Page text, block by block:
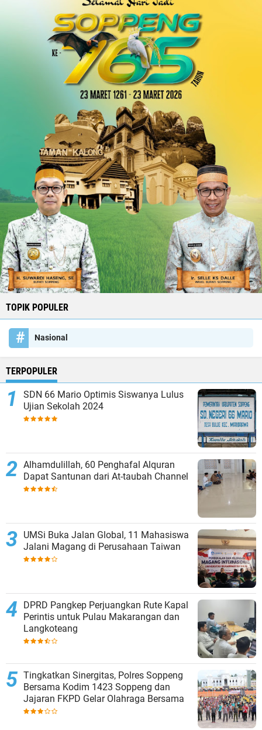
TOPIK POPULER
Nasional
TERPOPULER
SDN 66 Mario Optimis Siswanya Lulus
Ujian Sekolah 2024
Alhamdulillah, 60 Penghafal Alquran
Dapat Santunan dari At-taubah Channel
UMSi Buka Jalan Global, 11 Mahasiswa
Jalani Magang di Perusahaan Taiwan
DPRD Pangkep Perjuangkan Rute Kapal
Perintis untuk Pulau Makarangan dan
Langkoteang
Tingkatkan Sinergitas, Polres Soppeng
Bersama Kodim 1423 Soppeng dan
Jajaran FKPD Gelar Olahraga Bersama